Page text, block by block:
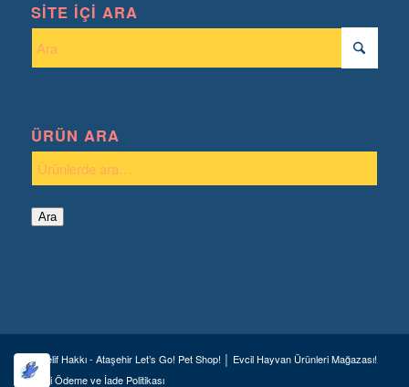
SITE İÇI ARA
ÜRÜN ARA
Ara
© Telif Hakkı - Ataşehir Let’s Go! Pet Shop! │ Evcil Hayvan Ürünleri Mağazası!
Geri Ödeme ve İade Politikası